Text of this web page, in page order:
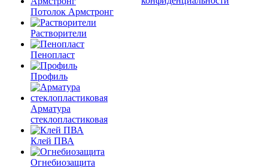
Потолок Армстронг
Растворители
Пенопласт
Профиль
Арматура
стеклопластиковая
Клей ПВА
Огнебиозащита